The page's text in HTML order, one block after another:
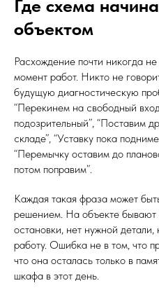
Где схема
объектом
Расхождение почти никогда
момент работ. Никто не
будущую диагностическую
“Перекинем на свободный
подозрительный”, “Поставим
складе”, “Уставку пока
“Перемычку оставим до
потом поправим”.
Каждая такая фраза может
решением. На объекте бывают
остановки, нет нужной
работу. Ошибка не в том, что
что она осталась только в
шкафа в этот день.